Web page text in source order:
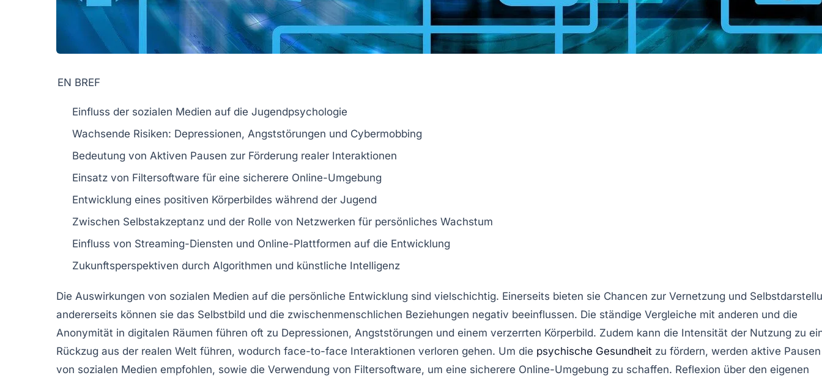
EN BREF
Einfluss der sozialen Medien auf die Jugendpsychologie
Wachsende Risiken: Depressionen, Angststörungen und Cybermobbing
Bedeutung von Aktiven Pausen zur Förderung realer Interaktionen
Einsatz von Filtersoftware für eine sicherere Online-Umgebung
Entwicklung eines positiven Körperbildes während der Jugend
Zwischen Selbstakzeptanz und der Rolle von Netzwerken für persönliches Wachstum
Einfluss von Streaming-Diensten und Online-Plattformen auf die Entwicklung
Zukunftsperspektiven durch Algorithmen und künstliche Intelligenz
Die Auswirkungen von sozialen Medien auf die persönliche Entwicklung sind vielschichtig. Einerseits bieten sie Chancen zur Vernetzung und
andererseits können sie das Selbstbild und die zwischenmenschlichen Beziehungen negativ beeinflussen. Die ständige Vergleiche mit anderen und die
Anonymität in digitalen Räumen führen oft zu Depressionen, Angststörungen und einem verzerrten Körperbild. Zudem kann die Intensität der Nutzung zu
Rückzug aus der realen Welt führen, wodurch face-to-face Interaktionen verloren gehen. Um die psychische Gesundheit zu fördern, werden aktive Pausen
von sozialen Medien empfohlen, sowie die Verwendung von Filtersoftware, um eine sicherere Online-Umgebung zu schaffen. Reflexion über den eigenen